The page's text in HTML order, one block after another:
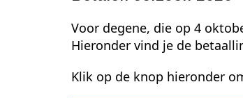
Voor degene, die op 4
Hieronder vind je de
Klik op de knop hieronder